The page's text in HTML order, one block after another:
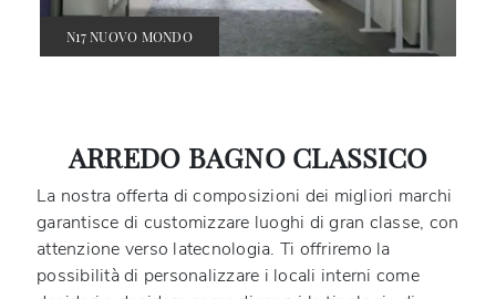
N17 NUOVO MONDO
ARREDO BAGNO CLASSICO
La nostra offerta di composizioni dei migliori marchi
garantisce di customizzare luoghi di gran classe, con
attenzione verso latecnologia. Ti offriremo la
possibilità di personalizzare i locali interni come